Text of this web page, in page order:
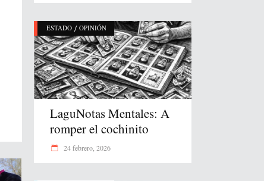
ESTADO / OPINIÓN
LaguNotas Mentales: A
romper el cochinito
24 febrero, 2026